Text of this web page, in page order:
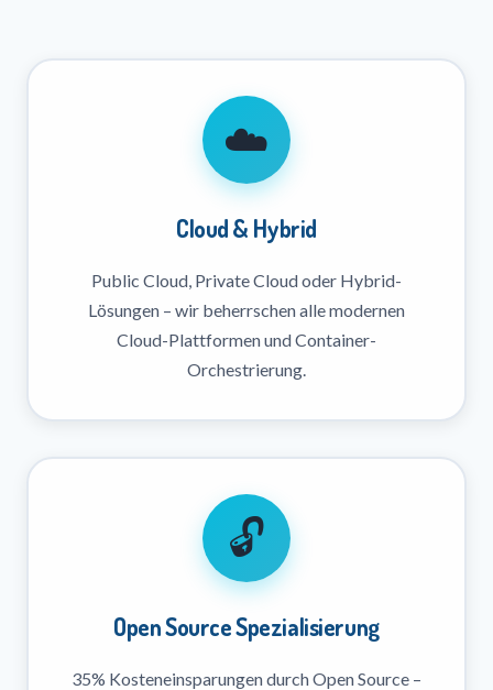
☁️
Cloud & Hybrid
Public Cloud, Private Cloud oder Hybrid-
Lösungen – wir beherrschen alle modernen
Cloud-Plattformen und Container-
Orchestrierung.
🔓
Open Source Spezialisierung
35% Kosteneinsparungen durch Open Source –